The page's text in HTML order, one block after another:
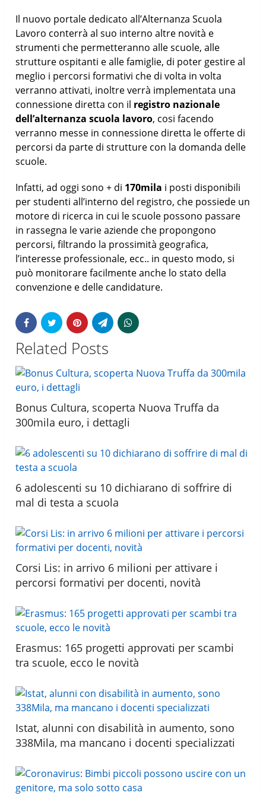
Il nuovo portale dedicato all’Alternanza Scuola
Lavoro conterrà al suo interno altre novità e
strumenti che permetteranno alle scuole, alle
strutture ospitanti e alle famiglie, di poter gestire al
meglio i percorsi formativi che di volta in volta
verranno attivati, inoltre verrà implementata una
connessione diretta con il registro nazionale
dell’alternanza scuola lavoro, cosi facendo
verranno messe in connessione diretta le offerte di
percorsi da parte di strutture con la domanda delle
scuole.
Infatti, ad oggi sono + di 170mila i posti disponibili
per studenti all’interno del registro, che possiede un
motore di ricerca in cui le scuole possono passare
in rassegna le varie aziende che propongono
percorsi, filtrando la prossimità geografica,
l’interesse professionale, ecc.. in questo modo, si
può monitorare facilmente anche lo stato della
convenzione e delle candidature.
Related Posts
Bonus Cultura, scoperta Nuova Truffa da
300mila euro, i dettagli
6 adolescenti su 10 dichiarano di soffrire di
mal di testa a scuola
Corsi Lis: in arrivo 6 milioni per attivare i
percorsi formativi per docenti, novità
Erasmus: 165 progetti approvati per scambi
tra scuole, ecco le novità
Istat, alunni con disabilità in aumento, sono
338Mila, ma mancano i docenti specializzati